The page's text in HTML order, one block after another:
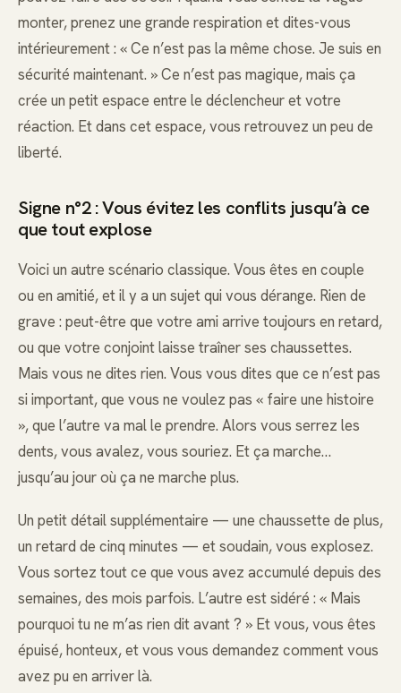
monter, prenez une grande respiration et dites-vous
intérieurement : « Ce n’est pas la même chose. Je suis en
sécurité maintenant. » Ce n’est pas magique, mais ça
crée un petit espace entre le déclencheur et votre
réaction. Et dans cet espace, vous retrouvez un peu de
liberté.
Signe n°2 : Vous évitez les conflits jusqu’à ce
que tout explose
Voici un autre scénario classique. Vous êtes en couple
ou en amitié, et il y a un sujet qui vous dérange. Rien de
grave : peut-être que votre ami arrive toujours en retard,
ou que votre conjoint laisse traîner ses chaussettes.
Mais vous ne dites rien. Vous vous dites que ce n’est pas
si important, que vous ne voulez pas « faire une histoire
», que l’autre va mal le prendre. Alors vous serrez les
dents, vous avalez, vous souriez. Et ça marche…
jusqu’au jour où ça ne marche plus.
Un petit détail supplémentaire — une chaussette de plus,
un retard de cinq minutes — et soudain, vous explosez.
Vous sortez tout ce que vous avez accumulé depuis des
semaines, des mois parfois. L’autre est sidéré : « Mais
pourquoi tu ne m’as rien dit avant ? » Et vous, vous êtes
épuisé, honteux, et vous vous demandez comment vous
avez pu en arriver là.